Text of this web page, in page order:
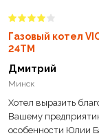
Газовый котел
24TM
Дмитрий
Минск
Хотел выразить
Вашему
особенности Юлии